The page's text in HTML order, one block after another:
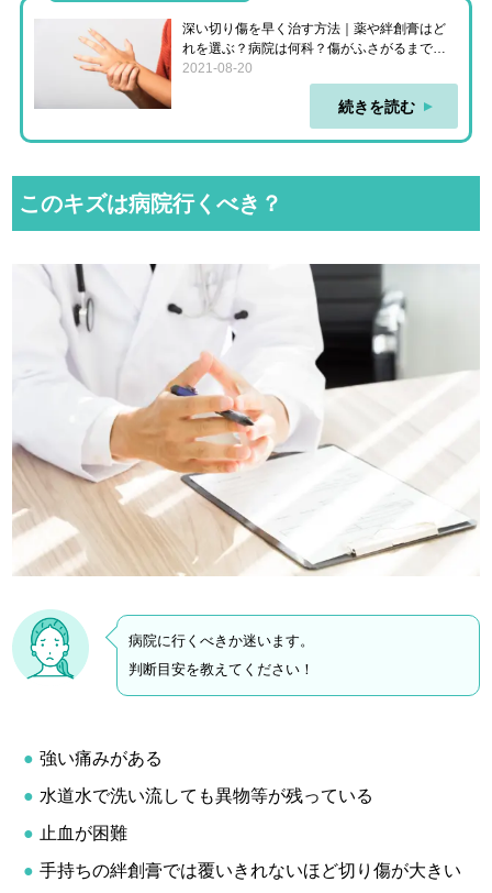
深い切り傷を早く治す方法｜薬や絆創膏はど
れを選ぶ？病院は何科？傷がふさがるまでの
期間も
2021-08-20
続きを読む
このキズは病院行くべき？
病院に行くべきか迷います。
判断目安を教えてください！
強い痛みがある
水道水で洗い流しても異物等が残っている
止血が困難
手持ちの絆創膏では覆いきれないほど切り傷が大きい